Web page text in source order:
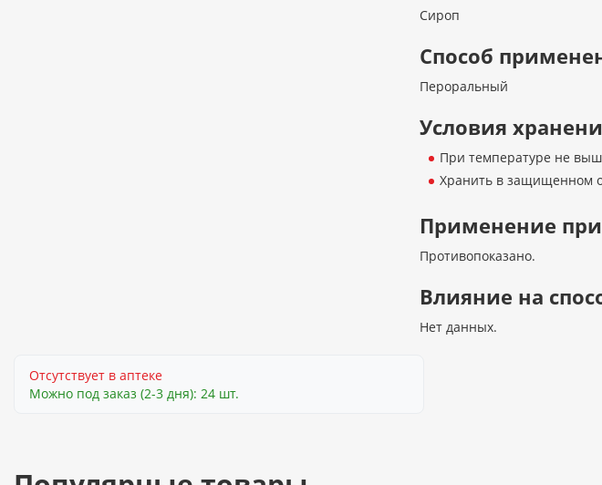
Сироп
Способ
Пероральный
Условия
При температуре не
Хранить в защищенном
Применение
Противопоказано.
Влияние на
Нет данных.
Отсутствует в аптеке
Можно под заказ (2-3 дня): 24 шт.